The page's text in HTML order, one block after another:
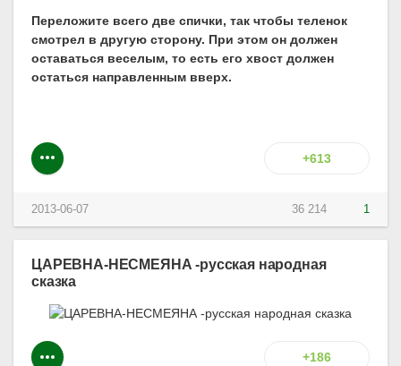
Переложите всего две спички, так чтобы теленок
смотрел в другую сторону. При этом он должен
оставаться веселым, то есть его хвост должен
остаться направленным вверх.
+613
36 214 1
2013-06-07
ЦАРЕВНА-НЕСМЕЯНА -русская народная
сказка
+186